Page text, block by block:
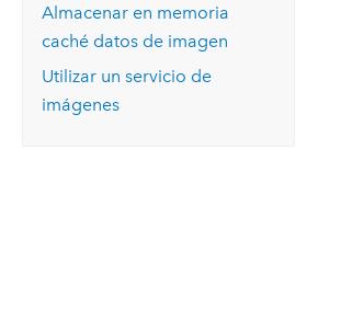
Almacenar en memoria
caché datos de imagen
Utilizar un servicio de
imágenes